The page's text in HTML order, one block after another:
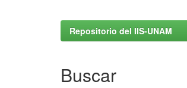
Repositorio del IIS-UNAM
Buscar